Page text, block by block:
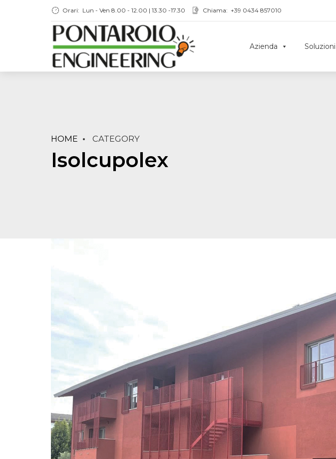
Orari: Lun - Ven 8.00 - 12.00 | 13.30 -17.30 Chiama: +39 0434 857010
Azienda Soluzioni
HOME CATEGORY
Isolcupolex